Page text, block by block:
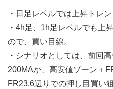
・日足レベルでは上昇トレン
・4h足、1h足レベルでも上
ので、買い目線。
・シナリオとしては、前回
200MAか、高安値ゾーン＋
FR23.6辺りでの押し目買い